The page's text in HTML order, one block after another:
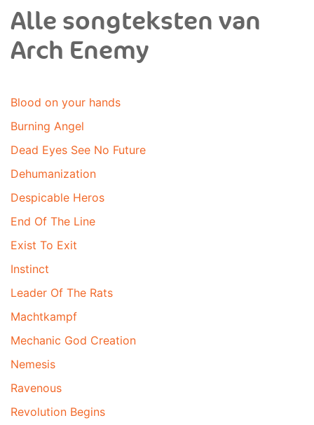
Alle songteksten van
Arch Enemy
Blood on your hands
Burning Angel
Dead Eyes See No Future
Dehumanization
Despicable Heros
End Of The Line
Exist To Exit
Instinct
Leader Of The Rats
Machtkampf
Mechanic God Creation
Nemesis
Ravenous
Revolution Begins